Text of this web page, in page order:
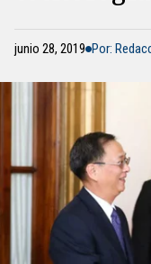
junio 28, 2019 Por: